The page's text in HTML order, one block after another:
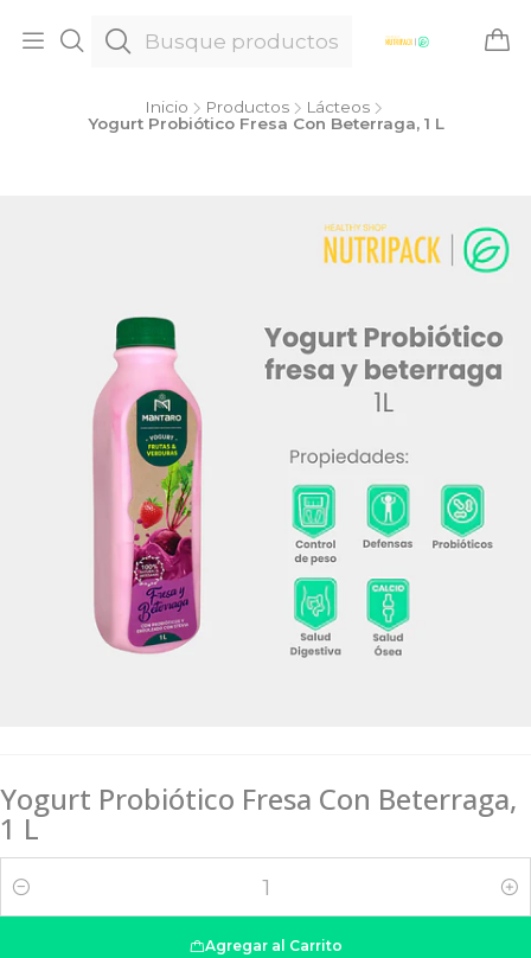
Inicio Productos
Lácteos
Yogurt Probiótico Fresa Con Beterraga, 1 L
Yogurt Probiótico Fresa Con Beterraga,
1 L
Cantidad
Agregar al Carrito